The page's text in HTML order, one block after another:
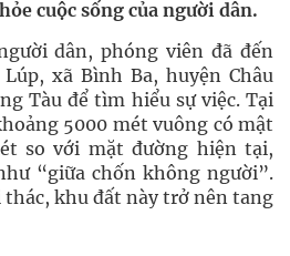
cuộc sống của người dân.
dân, phóng viên đã đến
xã Bình Ba, huyện Châu
Tàu để tìm hiểu sự việc. Tại
5000 mét vuông có mật
so với mặt đường hiện tại,
“giữa chốn không người”.
thác, khu đất này trở nên tang